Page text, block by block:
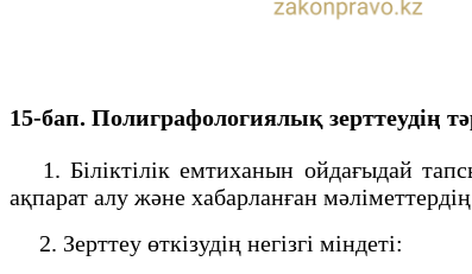
15-бап. Полиграфологиялық зерттеудің
1. Біліктілік емтиханын ойдағыдай
ақпарат алу және хабарланған
2. Зерттеу өткізудің негізгі міндеті: